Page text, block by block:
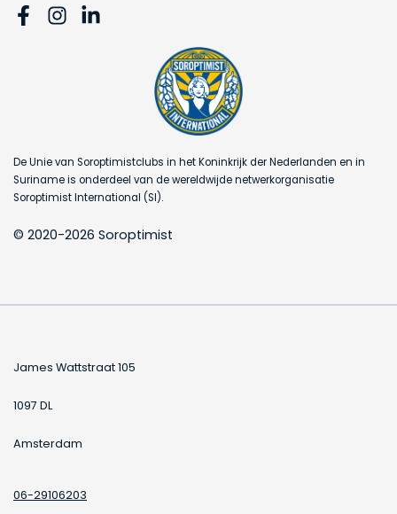
De Unie van Soroptimistclubs in het Koninkrijk der Nederlanden en in
Suriname is onderdeel van de wereldwijde netwerkorganisatie
Soroptimist International (SI).
© 2020-2026 Soroptimist
James Wattstraat 105
1097 DL
Amsterdam
06-29106203